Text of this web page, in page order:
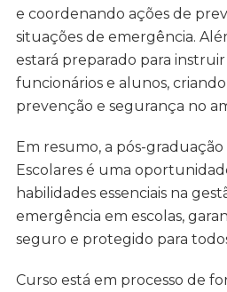
e coordenando ações de
situações de emergência.
estará preparado para
funcionários e alunos,
prevenção e segurança no
Em resumo, a pós-
Escolares é uma
habilidades essenciais na
emergência em escolas,
seguro e protegido para
Curso está em processo de